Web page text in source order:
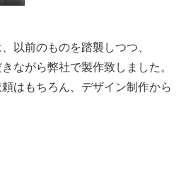
以前のものを踏襲しつつ、
ながら弊社で製作致しました。
はもちろん、デザイン制作から